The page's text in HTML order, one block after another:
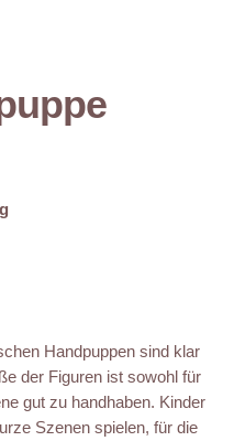
Handpuppen sind klar
der Figuren ist sowohl für
gut zu handhaben. Kinder
Szenen spielen, für die